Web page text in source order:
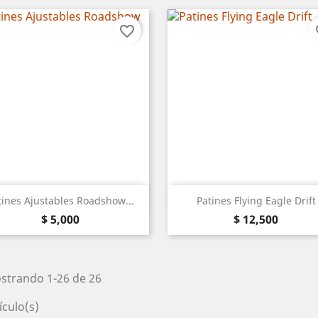
Ajustables Roadshow...
Precio
$ 5,000
Vista rápida
AzulRosa
favorite_border
Patines Flying Eagle Drift
Precio
$ 12,500
 Vista rápida
Rojo
1-26 de 26